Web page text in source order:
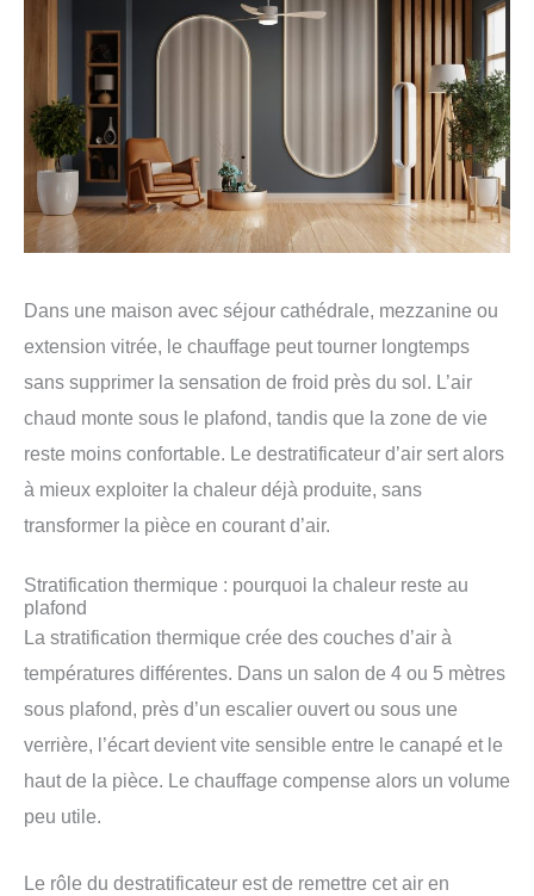
Dans une maison avec séjour cathédrale, mezzanine ou
extension vitrée, le chauffage peut tourner longtemps
sans supprimer la sensation de froid près du sol. L’air
chaud monte sous le plafond, tandis que la zone de vie
reste moins confortable. Le destratificateur d’air sert alors
à mieux exploiter la chaleur déjà produite, sans
transformer la pièce en courant d’air.
Stratification thermique : pourquoi la chaleur reste au
plafond
La stratification thermique crée des couches d’air à
températures différentes. Dans un salon de 4 ou 5 mètres
sous plafond, près d’un escalier ouvert ou sous une
verrière, l’écart devient vite sensible entre le canapé et le
haut de la pièce. Le chauffage compense alors un volume
peu utile.
Le rôle du destratificateur est de remettre cet air en